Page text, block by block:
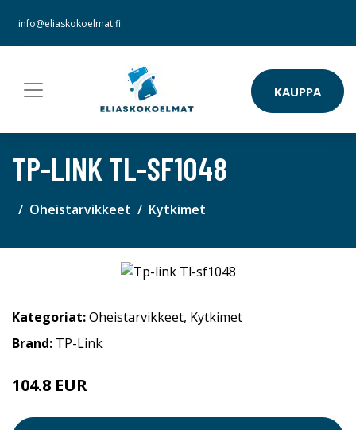
info@eliaskokoelmat.fi
KAUPPA
TP-LINK TL-SF1048
Oheistarvikkeet Kytkimet
Kategoriat:Oheistarvikkeet, Kytkimet
Brand: TP-Link
104.8 EUR